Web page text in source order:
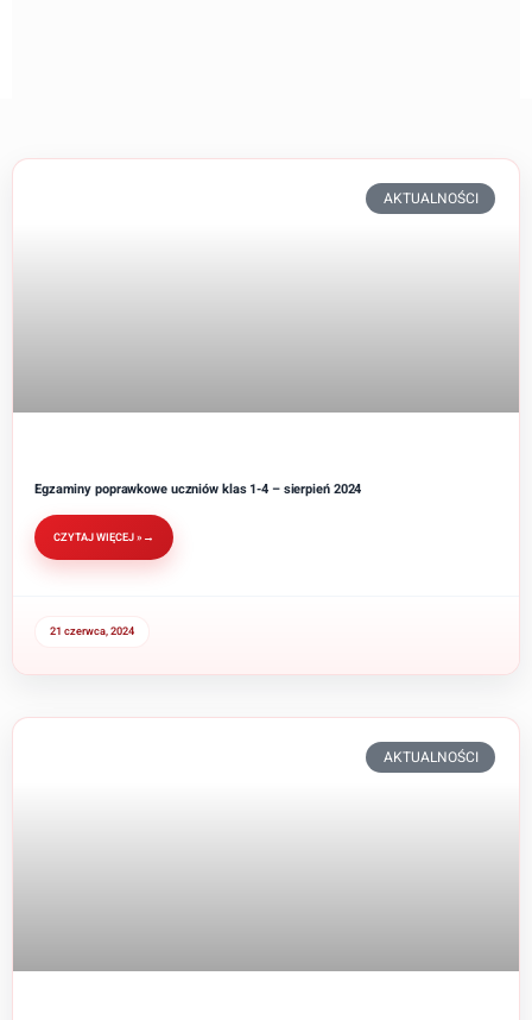
AKTUALNOŚCI
Egzaminy poprawkowe uczniów klas 1-4 – sierpień 2024
CZYTAJ WIĘCEJ »
21 czerwca, 2024
AKTUALNOŚCI